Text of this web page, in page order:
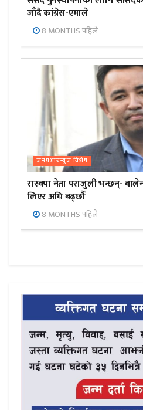
जाँदै कांग्रेस-एमाले
8 MONTHS पहिले
जनप्रभाबन्युज विशेष
रास्वपा नेता पराजुली भन्छन्-
लिएर अघि बढ्छौँ
8 MONTHS पहिले